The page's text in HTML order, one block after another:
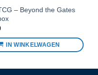
– Beyond the Gates
IN WINKELWAGEN